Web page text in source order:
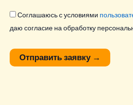
Соглашаюсь с условиями
даю согласие на обработку
Отправить заявку →